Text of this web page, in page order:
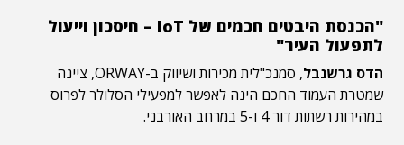
"הכנסת היבטים חכמים של IoT – חיסכון וייעול
לתפעול העיר"
הדס גרשנבל
, סמנכ"לית מכירות ושיווק ב-ORWAY, ציינה
שמטרת העמוד החכם הינה לאפשר למפעילי הסלולר לפרוס
במהירות רשתות דור 4 ו-5 במרחב האורבני.